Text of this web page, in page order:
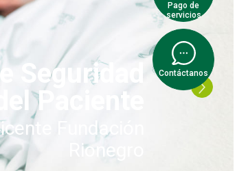
Hospital
Hospital San
Medellín (Cl. 67
11, piso 1)
Fundación
Rionegro
Pago de
servicios
Contáctanos